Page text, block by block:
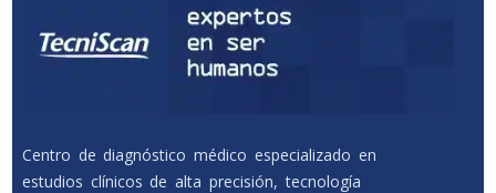
Centro de diagnóstico médico especializado en
estudios clínicos de alta precisión, tecnología